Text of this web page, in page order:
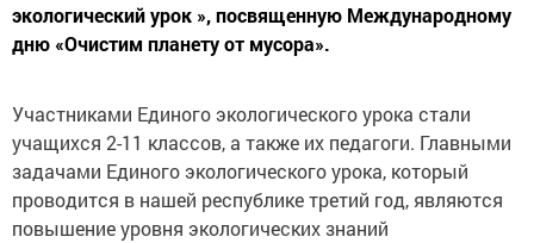
экологический урок », посвященную Международному
дню «Очистим планету от мусора».
Участниками Единого экологического урока стали
учащихся 2-11 классов, а также их педагоги. Главными
задачами Единого экологического урока, который
проводится в нашей республике третий год, являются
повышение уровня экологических знаний